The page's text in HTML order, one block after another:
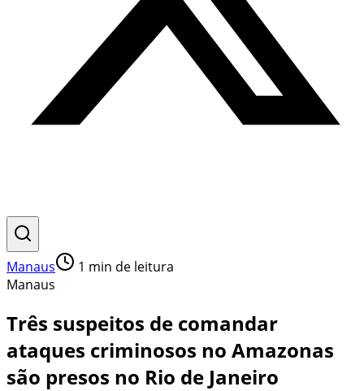
Manaus 1 min de leitura
Manaus
Três suspeitos de comandar
ataques criminosos no Amazonas
são presos no Rio de Janeiro